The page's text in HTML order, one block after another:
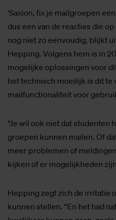
‘Saxion, fix je mailgroepen
dus een van de reacties die
nog niet zo eenvoudig, blijkt
Hepping. Volgens hem is in
mogelijke oplossingen voor
het technisch moeilijk is dit te
mailfunctionaliteit voor
“Je wil ook niet dat studenten
groepen kunnen mailen. Of
meer problemen of
kijken of er mogelijkheden
Hepping zegt zich de irritatie
kunnen stellen. “En het had